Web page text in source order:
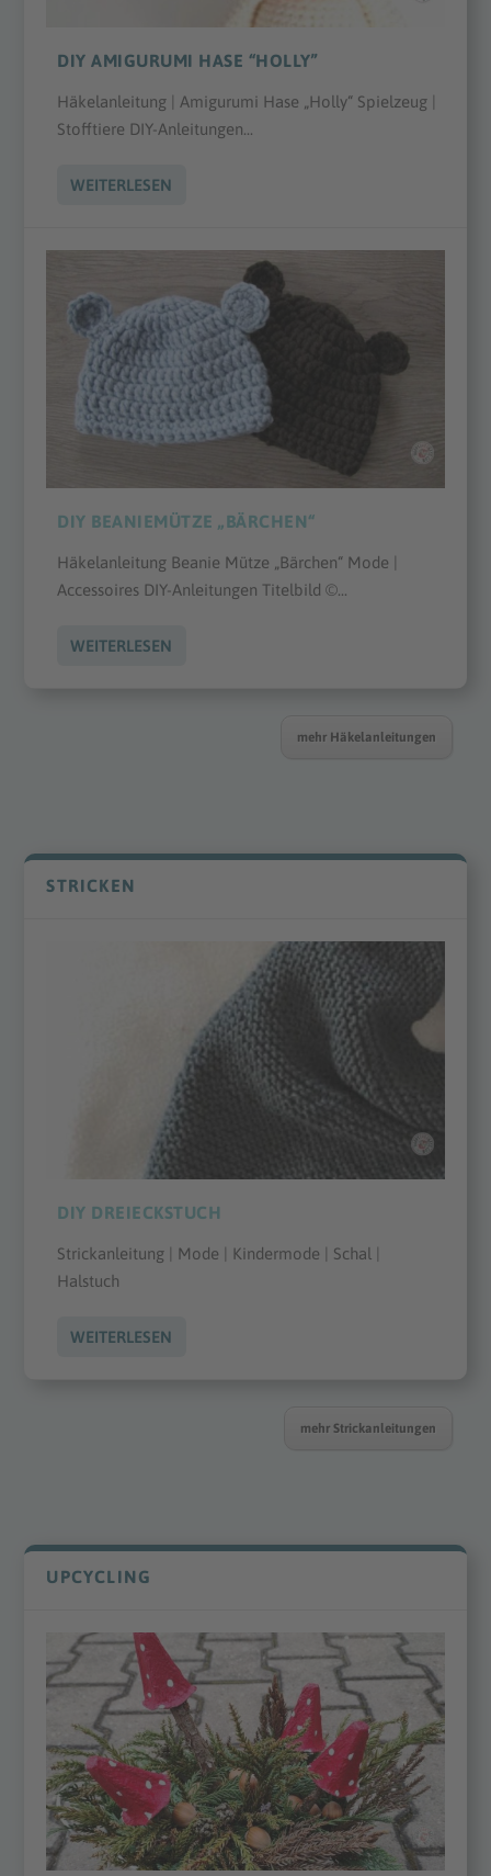
DIY AMIGURUMI HASE “HOLLY”
Häkelanleitung | Amigurumi Hase „Holly“ Spielzeug |
Stofftiere DIY-Anleitungen...
WEITERLESEN
DIY BEANIEMÜTZE „BÄRCHEN“
Häkelanleitung Beanie Mütze „Bärchen“ Mode |
Accessoires DIY-Anleitungen Titelbild ©...
WEITERLESEN
mehr Häkelanleitungen
STRICKEN
DIY DREIECKSTUCH
Strickanleitung | Mode | Kindermode | Schal |
Halstuch
WEITERLESEN
mehr Strickanleitungen
UPCYCLING